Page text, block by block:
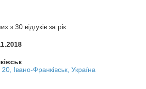
з 30 відгуків за рік
Івано-Франківськ, Україна